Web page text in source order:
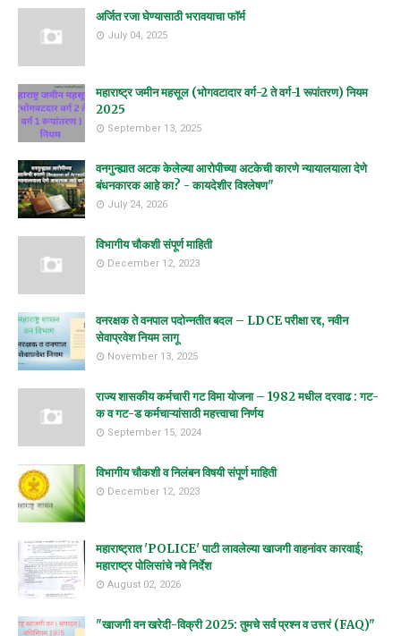
अर्जित रजा घेण्यासाठी भरावयाचा फॉर्म
July 04, 2025
महाराष्ट्र जमीन महसूल (भोगवटादार वर्ग-2 ते वर्ग-1 रूपांतरण) नियम
2025
September 13, 2025
वनगुन्ह्यात अटक केलेल्या आरोपीच्या अटकेची कारणे न्यायालयाला देणे
बंधनकारक आहे का? - कायदेशीर विश्लेषण"
July 24, 2026
विभागीय चौकशी संपूर्ण माहिती
December 12, 2023
वनरक्षक ते वनपाल पदोन्नतीत बदल – LDCE परीक्षा रद्द, नवीन
सेवाप्रवेश नियम लागू
November 13, 2025
राज्य शासकीय कर्मचारी गट विमा योजना – 1982 मधील दरवाढ : गट-
क व गट-ड कर्मचाऱ्यांसाठी महत्त्वाचा निर्णय
September 15, 2024
विभागीय चौकशी व निलंबन विषयी संपूर्ण माहिती
December 12, 2023
महाराष्ट्रात 'POLICE' पाटी लावलेल्या खाजगी वाहनांवर कारवाई;
महाराष्ट्र पोलिसांचे नवे निर्देश
August 02, 2026
"खाजगी वन खरेदी-विक्री 2025: तुमचे सर्व प्रश्न व उत्तरं (FAQ)"